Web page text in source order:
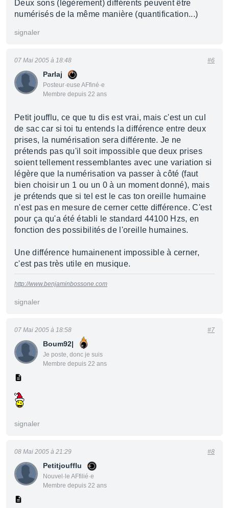
Deux sons (légèrement) différents peuvent être
numérisés de la même manière (quantification...)
signaler
Parlaj
Posteur·euse AFfiné·e
Membre depuis 22 ans
07 Mai 2005 à 18:48 #6
Petit joufflu, ce que tu dis est vrai, mais c'est un cul
de sac car si toi tu entends la différence entre deux
prises, la numérisation sera différente. Je ne
prétends pas qu'il soit impossible que deux prises
soient tellement ressemblantes avec une variation si
légère que la numérisation va passer à côté (faut
bien choisir un 1 ou un 0 à un moment donné), mais
je prétends que si tel est le cas ton oreille humaine
n'est pas en mesure de cerner cette différence. C'est
pour ça qu'a été établi le standard 44100 Hzs, en
fonction des possibilités de l'oreille humaines.
Une différence humainenent impossible à cerner,
c'est pas très utile en musique.
http://www.benjaminbossone.com
signaler
Boum92|
Je poste, donc je suis
Membre depuis 22 ans
07 Mai 2005 à 18:58 #7
signaler
Petitjoufflu
Nouvel·le AFfilié·e
Membre depuis 22 ans
08 Mai 2005 à 21:29 #8